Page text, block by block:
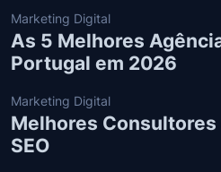
Marketing Digital
As 5 Melhores
Portugal em 2026
Marketing Digital
Melhores
SEO